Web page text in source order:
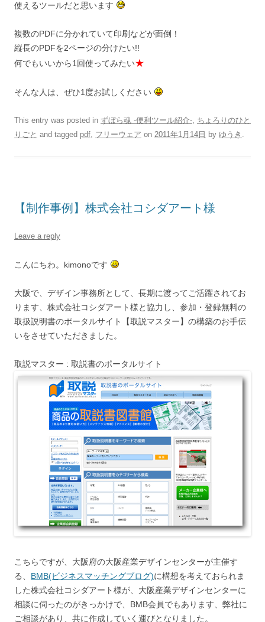
使えるツールだと思います
複数のPDFに分かれていて印刷などが面倒！
縦長のPDFを2ページの分けたい!!
何でもいいから1回使ってみたい★
そんな人は、ぜひ1度お試しください
This entry was posted in ずぼら魂 -便利ツール紹介-, ちょろりのひと
りごと and tagged pdf, フリーウェア on 2011年1月14日 by ゆうき .
【制作事例】株式会社コシダアート様
Leave a reply
こんにちわ。kimonoです
大阪で、デザイン事務所として、長期に渡ってご活躍されてお
ります、株式会社コシダアート様と協力し、参加・登録無料の
取扱説明書のポータルサイト【取説マスター】の構築のお手伝
いをさせていただきました。
取説マスター : 取説書のポータルサイト
こちらですが、大阪府の大阪産業デザインセンターが主催す
る、 BMB(ビジネスマッチングブログ)に構想を考えておられま
した株式会社コシダアート様が、大阪産業デザインセンターに
相談に伺ったのがきっかけで、BMB会員でもあります、弊社に
ご相談があり、共に作成していく運びとなりました。